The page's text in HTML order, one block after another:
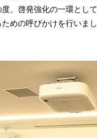
、啓発強化の一環とし
めの呼びかけを行いまし